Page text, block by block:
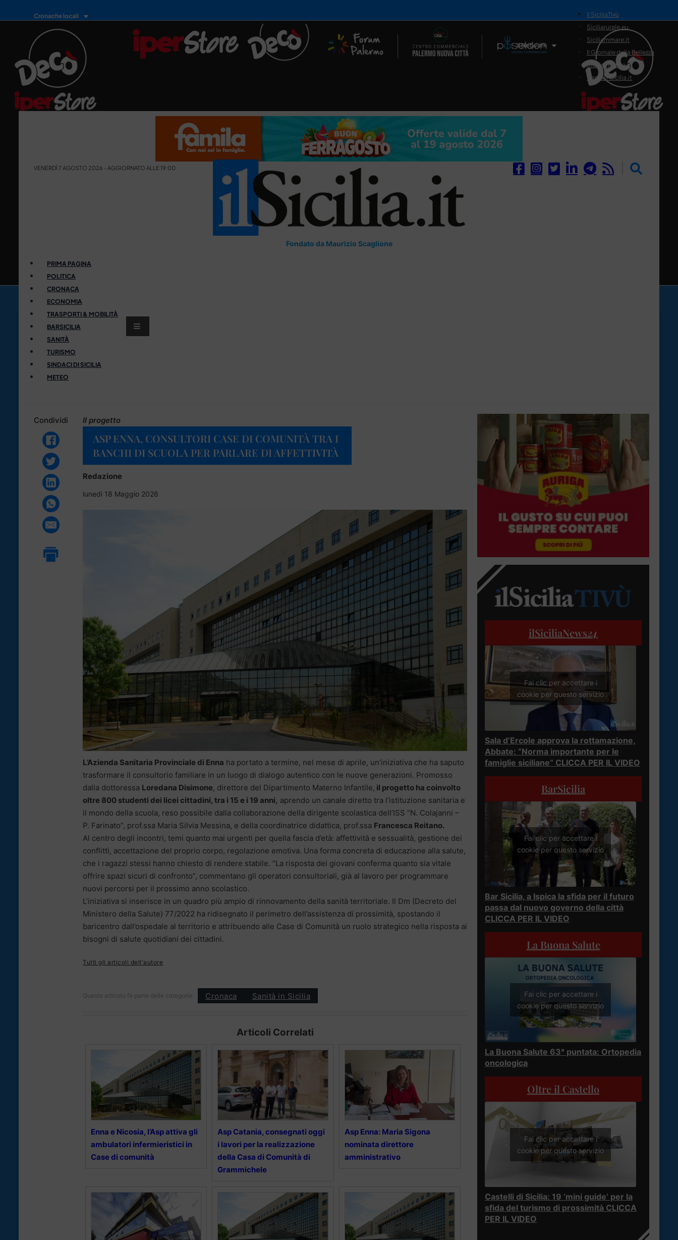
Cronache locali
Il Network
il SiciliaTivù
Siciliarurale.eu
Siciliammare.it
Il Giornale della Bellezza
Siciliamedica.it
Sanitainsicilia.it
VENERDÌ 7 AGOSTO 2026 - AGGIORNATO ALLE 19:00
Fondato da Maurizio Scaglione
PRIMA PAGINA
POLITICA
CRONACA
ECONOMIA
TRASPORTI & MOBILITÀ
BARSICILIA
SANITÀ
TURISMO
SINDACI DI SICILIA
METEO
Condividi Il progetto
ASP ENNA, CONSULTORI CASE DI COMUNITÀ TRA I
BANCHI DI SCUOLA PER PARLARE DI AFFETTIVITÀ
Redazione
lunedì 18 Maggio 2026
L’Azienda Sanitaria Provinciale di Enna ha portato a termine, nel mese di aprile, un’iniziativa che ha saputo
trasformare il consultorio familiare in un luogo di dialogo autentico con le nuove generazioni. Promosso
dalla dottoressa Loredana Disimone, direttore del Dipartimento Materno Infantile, il progetto ha coinvolto
oltre 800 studenti dei licei cittadini, tra i 15 e i 19 anni, aprendo un canale diretto tra l’istituzione sanitaria e
il mondo della scuola, reso possibile dalla collaborazione della dirigente scolastica dell’ISS “N. Colajanni –
P. Farinato”, prof.ssa Maria Silvia Messina, e della coordinatrice didattica, prof.ssa Francesca Reitano.
Al centro degli incontri, temi quanto mai urgenti per quella fascia d’età: affettività e sessualità, gestione dei
conflitti, accettazione del proprio corpo, regolazione emotiva. Una forma concreta di educazione alla salute,
che i ragazzi stessi hanno chiesto di rendere stabile. “La risposta dei giovani conferma quanto sia vitale
offrire spazi sicuri di confronto”, commentano gli operatori consultoriali, già al lavoro per programmare
nuovi percorsi per il prossimo anno scolastico.
L’iniziativa si inserisce in un quadro più ampio di rinnovamento della sanità territoriale. Il Dm (Decreto del
Ministero della Salute) 77/2022 ha ridisegnato il perimetro dell’assistenza di prossimità, spostando il
baricentro dall’ospedale al territorio e attribuendo alle Case di Comunità un ruolo strategico nella risposta ai
bisogni di salute quotidiani dei cittadini.
Tutti gli articoli dell'autore
Questo articolo fa parte delle categorie: Cronaca Sanità in Sicilia
Articoli Correlati
Enna e Nicosia, l’Asp attiva gli
ambulatori infermieristici in
Case di comunità
Asp Catania, consegnati oggi
i lavori per la realizzazione
della Casa di Comunità di
Grammichele
Asp Enna: Maria Sigona
nominata direttore
amministrativo
ilSiciliaNews24
Fai clic per accettare i
cookie per questo servizio
Sala d’Ercole approva la rottamazione,
Abbate: “Norma importante per le
famiglie siciliane” CLICCA PER IL VIDEO
BarSicilia
Fai clic per accettare i
cookie per questo servizio
Bar Sicilia, a Ispica la sfida per il futuro
passa dal nuovo governo della città
CLICCA PER IL VIDEO
La Buona Salute
Fai clic per accettare i
cookie per questo servizio
La Buona Salute 63° puntata: Ortopedia
oncologica
Oltre il Castello
Fai clic per accettare i
cookie per questo servizio
Castelli di Sicilia: 19 ‘mini guide’ per la
sfida del turismo di prossimità CLICCA
PER IL VIDEO